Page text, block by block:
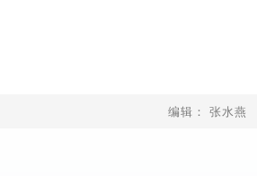
编辑： 张水燕